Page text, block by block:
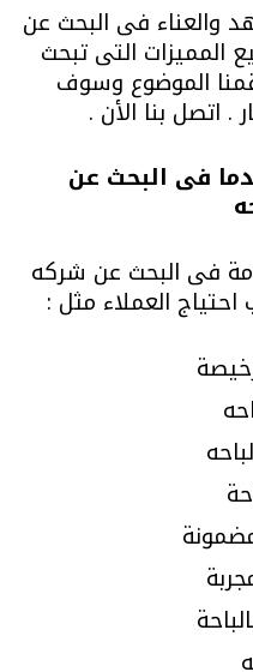
والعناء فى البحث عن
المميزات التى تبحث
الموضوع وسوف
اتصل بنا الأن .
فى البحث عن
فى البحث عن شركه
العملاء مثل :